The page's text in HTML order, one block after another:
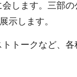
します。三部
示します。
トークなど、各